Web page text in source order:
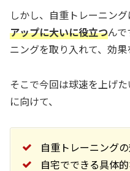
しかし、自重トレーニン
アップに大いに役立つん
ニングを取り入れて、効
そこで今回は球速を上げ
に向けて、
自重トレーニング
自宅でできる具体